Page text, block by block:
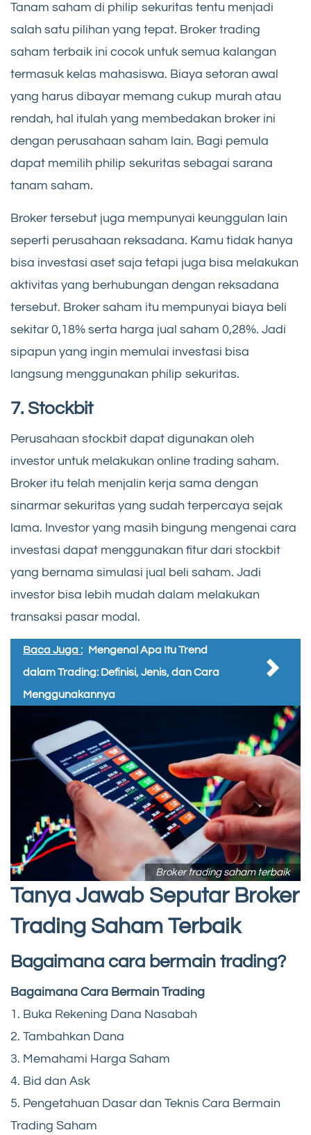
Tanam saham di philip sekuritas tentu menjadi
salah satu pilihan yang tepat. Broker trading
saham terbaik ini cocok untuk semua kalangan
termasuk kelas mahasiswa. Biaya setoran awal
yang harus dibayar memang cukup murah atau
rendah, hal itulah yang membedakan broker ini
dengan perusahaan saham lain. Bagi pemula
dapat memilih philip sekuritas sebagai sarana
tanam saham.
Broker tersebut juga mempunyai keunggulan lain
seperti perusahaan reksadana. Kamu tidak hanya
bisa investasi aset saja tetapi juga bisa melakukan
aktivitas yang berhubungan dengan reksadana
tersebut. Broker saham itu mempunyai biaya beli
sekitar 0,18% serta harga jual saham 0,28%. Jadi
sipapun yang ingin memulai investasi bisa
langsung menggunakan philip sekuritas.
7. Stockbit
Perusahaan stockbit dapat digunakan oleh
investor untuk melakukan online trading saham.
Broker itu telah menjalin kerja sama dengan
sinarmar sekuritas yang sudah terpercaya sejak
lama. Investor yang masih bingung mengenai cara
investasi dapat menggunakan fitur dari stockbit
yang bernama simulasi jual beli saham. Jadi
investor bisa lebih mudah dalam melakukan
transaksi pasar modal.
Baca Juga : Mengenal Apa Itu Trend
dalam Trading: Definisi, Jenis, dan Cara
Menggunakannya
Broker trading saham terbaik
Tanya Jawab Seputar Broker
Trading Saham Terbaik
Bagaimana cara bermain trading?
Bagaimana Cara Bermain Trading
1. Buka Rekening Dana Nasabah
2. Tambahkan Dana
3. Memahami Harga Saham
4. Bid dan Ask
5. Pengetahuan Dasar dan Teknis Cara Bermain
Trading Saham